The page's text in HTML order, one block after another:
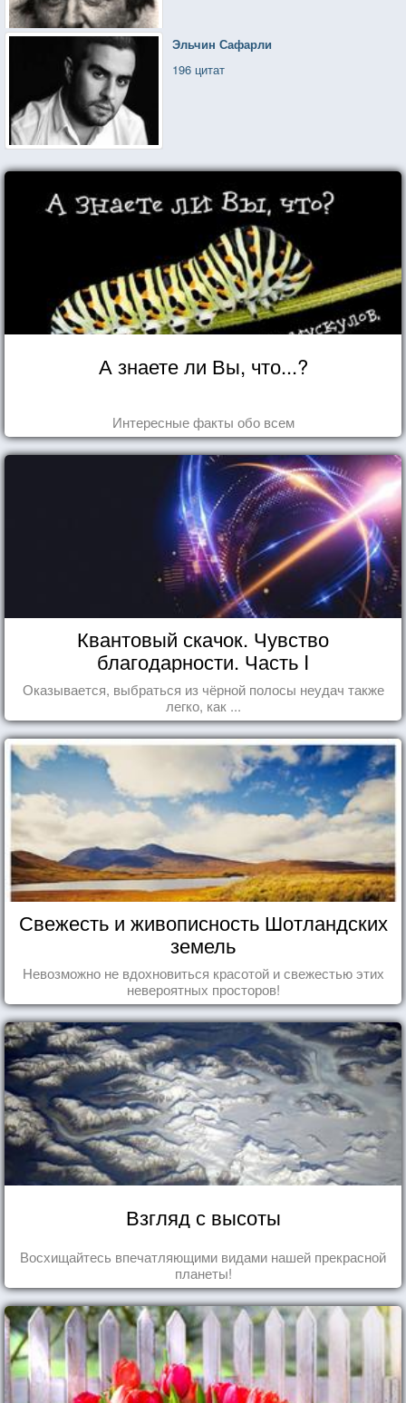
Эльчин Сафарли
196 цитат
А знаете ли Вы, что...?
Интересные факты обо всем
Квантовый скачок. Чувство
благодарности. Часть I
Оказывается, выбраться из чёрной полосы неудач также
легко, как ...
Свежесть и живописность Шотландских
земель
Невозможно не вдохновиться красотой и свежестью этих
невероятных просторов!
Взгляд с высоты
Восхищайтесь впечатляющими видами нашей прекрасной
планеты!